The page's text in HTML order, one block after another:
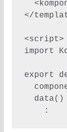
</
<script>
import
export
data()
    :